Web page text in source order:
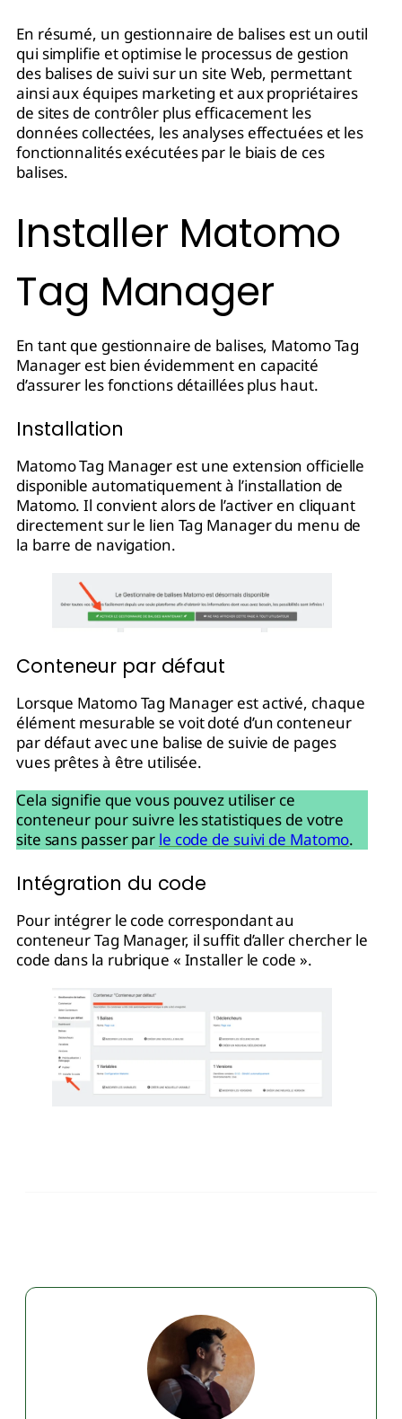
En résumé, un gestionnaire de balises est un outil
qui simplifie et optimise le processus de gestion
des balises de suivi sur un site Web, permettant
ainsi aux équipes marketing et aux propriétaires
de sites de contrôler plus efficacement les
données collectées, les analyses effectuées et les
fonctionnalités exécutées par le biais de ces
balises.
Installer Matomo
Tag Manager
En tant que gestionnaire de balises, Matomo Tag
Manager est bien évidemment en capacité
d’assurer les fonctions détaillées plus haut.
Installation
Matomo Tag Manager est une extension officielle
disponible automatiquement à l’installation de
Matomo. Il convient alors de l’activer en cliquant
directement sur le lien Tag Manager du menu de
la barre de navigation.
Conteneur par défaut
Lorsque Matomo Tag Manager est activé, chaque
élément mesurable se voit doté d’un conteneur
par défaut avec une balise de suivie de pages
vues prêtes à être utilisée.
Cela signifie que vous pouvez utiliser ce
conteneur pour suivre les statistiques de votre
site sans passer par le code de suivi de Matomo.
Intégration du code
Pour intégrer le code correspondant au
conteneur Tag Manager, il suffit d’aller chercher le
code dans la rubrique « Installer le code ».